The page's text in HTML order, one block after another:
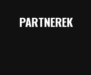
PARTNEREK